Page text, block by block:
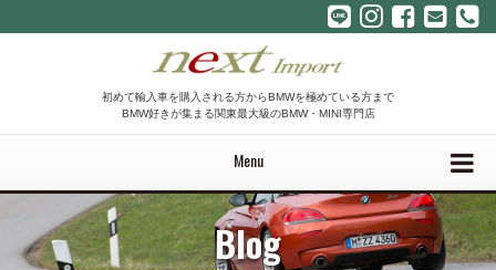
初めて輸入車を購入される方からBMWを極めている方まで
BMW好きが集まる関東最大級のBMW・MINI専門店
Menu
Blog